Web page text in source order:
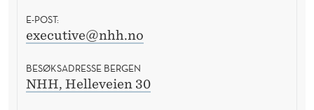
E-POST:
executive@nhh.no
BESØKSADRESSE BERGEN
NHH, Helleveien 30